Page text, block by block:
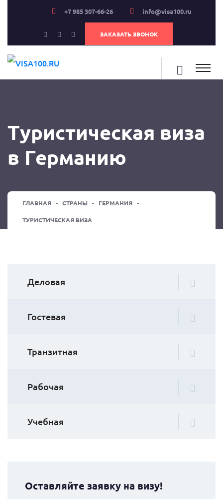
+7 985 307-66-26 info@visa100.ru
ЗАКАЗАТЬ ЗВОНОК
Туристическая виза
в Германию
ГЛАВНАЯ СТРАНЫ ГЕРМАНИЯ
ТУРИСТИЧЕСКАЯ ВИЗА
Деловая
Гостевая
Транзитная
Рабочая
Учебная
Оставляйте заявку на визу!